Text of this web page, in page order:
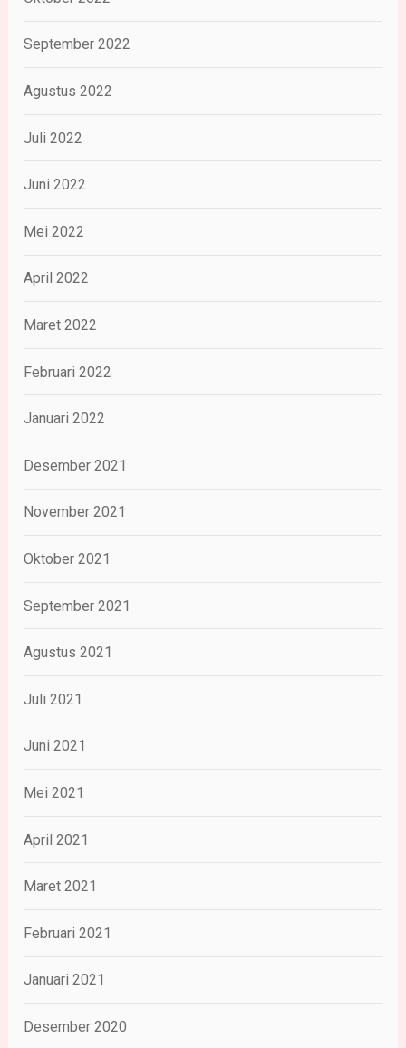
September 2022
Agustus 2022
Juli 2022
Juni 2022
Mei 2022
April 2022
Maret 2022
Februari 2022
Januari 2022
Desember 2021
November 2021
Oktober 2021
September 2021
Agustus 2021
Juli 2021
Juni 2021
Mei 2021
April 2021
Maret 2021
Februari 2021
Januari 2021
Desember 2020